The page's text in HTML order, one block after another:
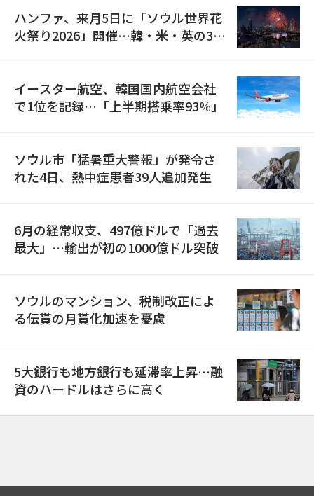
ハンファ、来月5日に「ソウル世界花
火祭り2026」開催…韓・米・英の3カ
イースター航空、韓国国内航空会社
で1位を記録…「上半期搭乗率93%」
ソウル市「猛暑重大警報」が発令さ
れた4日、熱中症患者39人追加発生
6月の経常収支、497億ドルで「過去
最大」…輸出が初の1000億ドル突破
ソウルのマンション、税制改正によ
る伝貰の月貰化加速を憂慮
5大銀行も地方銀行も延滞率上昇…融
資のハードルはさらに高く